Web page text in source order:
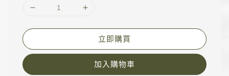
立即購買
加入購物車